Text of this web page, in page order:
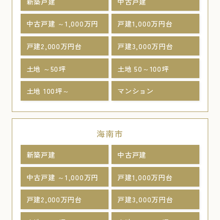
中古戸建 ～1,000万円 戸建1,000万円台
戸建2,000万円台 戸建3,000万円台
土地 ～50坪 土地 50～100坪
土地 100坪～ マンション
海南市
新築戸建 中古戸建
中古戸建 ～1,000万円 戸建1,000万円台
戸建2,000万円台 戸建3,000万円台